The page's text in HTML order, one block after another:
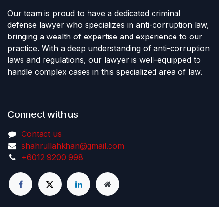
Our team is proud to have a dedicated criminal
defense lawyer who specializes in anti-corruption law,
bringing a wealth of expertise and experience to our
practice. With a deep understanding of anti-corruption
laws and regulations, our lawyer is well-equipped to
handle complex cases in this specialized area of law.
Connect with us
Contact us
shahrullahkhan@gmail.com
+6012 9200 998